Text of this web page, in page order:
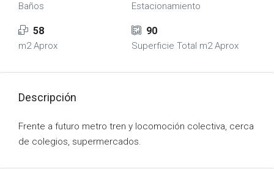
Baños Estacionamiento
58
m2 Aprox
90
Superficie Total m2 Aprox
Descripción
Frente a futuro metro tren y locomoción colectiva, cerca
de colegios, supermercados.